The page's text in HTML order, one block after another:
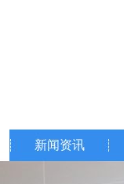
新闻资讯